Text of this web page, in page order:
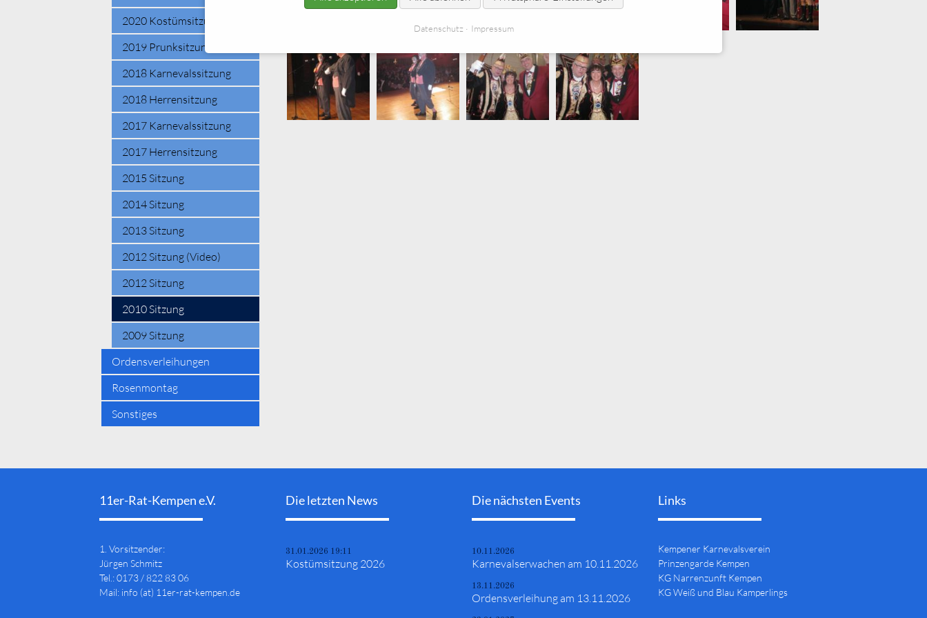
2020 Kostümsitzung
2019 Prunksitzung
2018 Karnevalssitzung
2018 Herrensitzung
2017 Karnevalssitzung
2017 Herrensitzung
2015 Sitzung
2014 Sitzung
2013 Sitzung
2012 Sitzung (Video)
2012 Sitzung
2010 Sitzung
2009 Sitzung
Ordensverleihungen
Rosenmontag
Sonstiges
11er-Rat-Kempen e.V.
1. Vorsitzender:
Jürgen Schmitz
Tel.: 0173 / 822 83 06
Mail: info (at) 11er-rat-kempen.de
Die letzten News
31.01.2026 19:11
Kostümsitzung 2026
Die nächsten Events
10.11.2026
Karnevalserwachen am 10.11.2026
13.11.2026
Ordensverleihung am 13.11.2026
Links
Kempener Karnevalsverein
Prinzengarde Kempen
KG Narrenzunft Kempen
KG Weiß und Blau Kamperlings
Datenschutz Impressum